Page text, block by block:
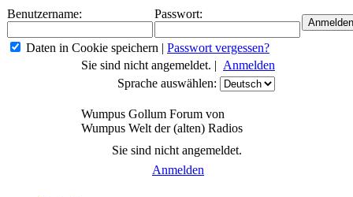
Benutzername: Passwort:
Daten in Cookie speichern | Passwort vergessen?
Sie sind nicht angemeldet. | Anmelden
Sprache auswählen:
Wumpus Gollum Forum von
Wumpus Welt der (alten) Radios
Sie sind nicht angemeldet.
Anmelden